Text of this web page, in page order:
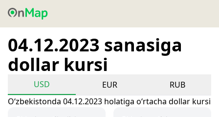
04.12.2023 sanasiga
dollar kursi
USD EUR
RUB
Oʻzbekistonda 04.12.2023 holatiga oʻrtacha dollar kursi